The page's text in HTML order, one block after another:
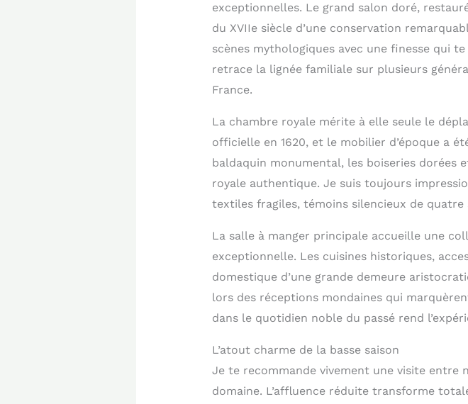
exceptionnelles. Le grand salon doré,
du XVIIe siècle d’une conservation
scènes mythologiques avec une finesse qui
retrace la lignée familiale sur plusieurs
France.
La chambre royale mérite à elle seule le
officielle en 1620, et le mobilier d’époque a
baldaquin monumental, les boiseries dorées
royale authentique. Je suis toujours
textiles fragiles, témoins silencieux de quatre
La salle à manger principale accueille une
exceptionnelle. Les cuisines historiques,
domestique d’une grande demeure
lors des réceptions mondaines qui
dans le quotidien noble du passé rend
L’atout charme de la basse saison
Je te recommande vivement une visite
domaine. L’affluence réduite transforme